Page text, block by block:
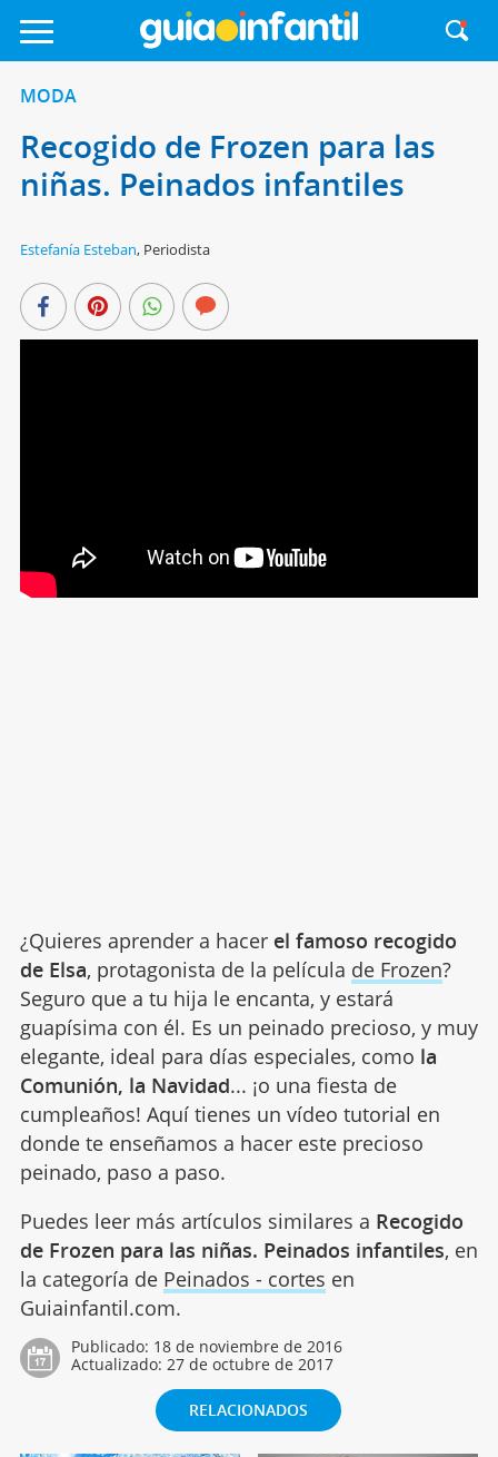
MODA
Recogido de Frozen para las
niñas. Peinados infantiles
Estefanía Esteban, Periodista
¿Quieres aprender a hacer el famoso recogido
de Elsa, protagonista de la película de Frozen?
Seguro que a tu hija le encanta, y estará
guapísima con él. Es un peinado precioso, y muy
elegante, ideal para días especiales, como la
Comunión, la Navidad... ¡o una fiesta de
cumpleaños! Aquí tienes un vídeo tutorial en
donde te enseñamos a hacer este precioso
peinado, paso a paso.
Puedes leer más artículos similares a Recogido
de Frozen para las niñas. Peinados infantiles, en
la categoría de Peinados - cortes en
Guiainfantil.com.
Publicado: 18 de noviembre de 2016
Actualizado: 27 de octubre de 2017
RELACIONADOS